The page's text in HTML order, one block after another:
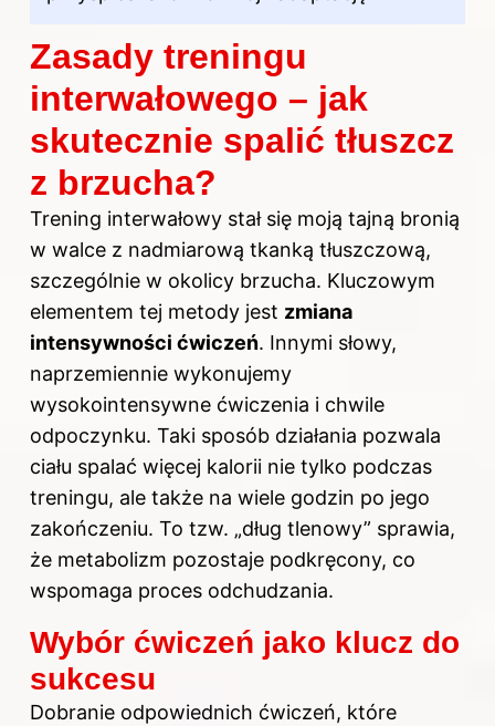
Zasady treningu
interwałowego – jak
skutecznie spalić tłuszcz
z brzucha?
Trening interwałowy stał się moją tajną bronią
w walce z nadmiarową tkanką tłuszczową,
szczególnie w okolicy brzucha. Kluczowym
elementem tej metody jest zmiana
intensywności ćwiczeń. Innymi słowy,
naprzemiennie wykonujemy
wysokointensywne ćwiczenia i chwile
odpoczynku. Taki sposób działania pozwala
ciału spalać więcej kalorii nie tylko podczas
treningu, ale także na wiele godzin po jego
zakończeniu. To tzw. „dług tlenowy” sprawia,
że metabolizm pozostaje podkręcony, co
wspomaga proces odchudzania.
Wybór ćwiczeń jako klucz do
sukcesu
Dobranie odpowiednich ćwiczeń, które